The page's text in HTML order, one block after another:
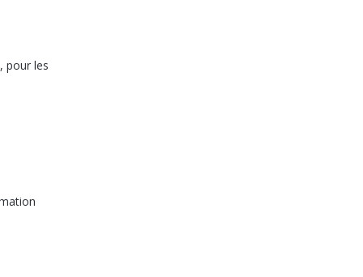
pour les